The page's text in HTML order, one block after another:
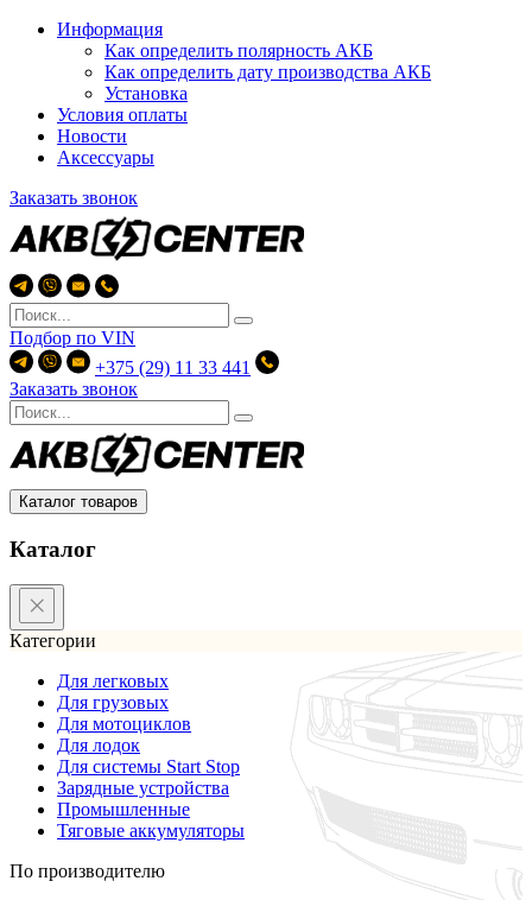
Информация
Как определить полярность АКБ
Как определить дату производства АКБ
Установка
Условия оплаты
Новости
Аксессуары
Заказать звонок
Подбор по VIN
+375 (29) 11 33 441
Заказать звонок
Каталог товаров
Каталог
Категории
Для легковых
Для грузовых
Для мотоциклов
Для лодок
Для системы Start Stop
Зарядные устройства
Промышленные
Тяговые аккумуляторы
По производителю